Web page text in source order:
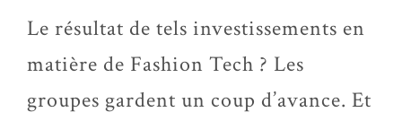
Le résultat de tels investissements en
matière de Fashion Tech ? Les
groupes gardent un coup d’avance. Et